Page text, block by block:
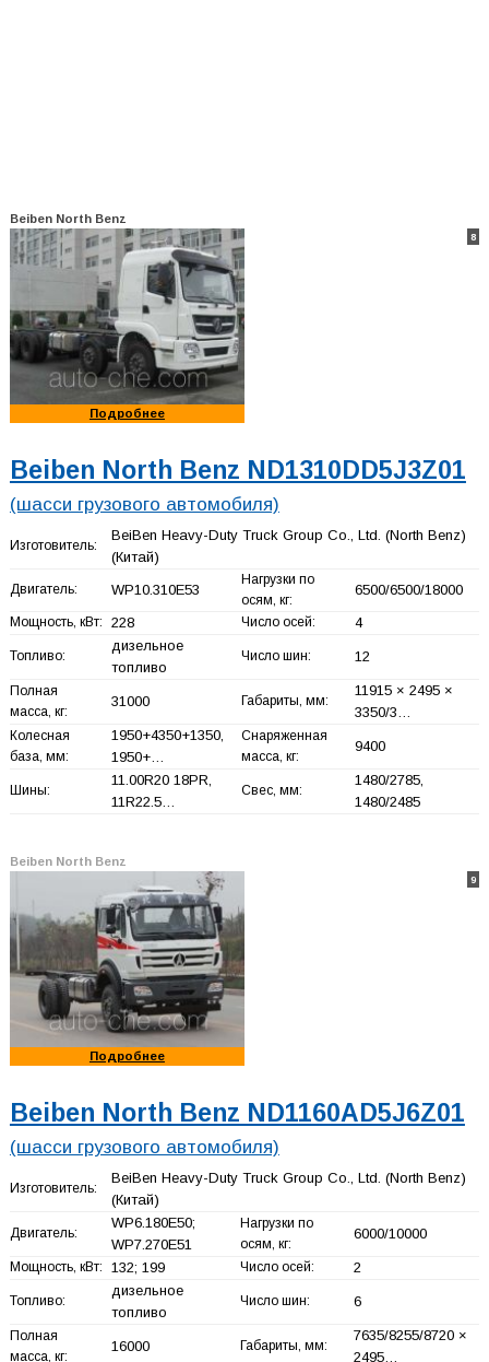
Beiben North Benz
8
Подробнее
Beiben North Benz ND1310DD5J3Z01
(шасси грузового автомобиля)
Изготовитель:
BeiBen Heavy-Duty Truck Group Co., Ltd. (North Benz)
(Китай)
Двигатель: WP10.310E53
Нагрузки по
осям, кг:
6500/6500/18000
Мощность, кВт: 228 Число осей: 4
Топливо:
дизельное
топливо
Число шин: 12
Полная
масса, кг:
31000 Габариты, мм:
11915 × 2495 ×
3350/3…
Колесная
база, мм:
1950+4350+1350,
1950+…
Снаряженная
масса, кг:
9400
Шины:
11.00R20 18PR,
11R22.5…
Свес, мм:
1480/2785,
1480/2485
Beiben North Benz
9
Подробнее
Beiben North Benz ND1160AD5J6Z01
(шасси грузового автомобиля)
Изготовитель:
BeiBen Heavy-Duty Truck Group Co., Ltd. (North Benz)
(Китай)
Двигатель:
WP6.180E50;
WP7.270E51
Нагрузки по
осям, кг:
6000/10000
Мощность, кВт: 132; 199 Число осей: 2
Топливо:
дизельное
топливо
Число шин: 6
Полная
масса, кг:
16000 Габариты, мм:
7635/8255/8720 ×
2495…